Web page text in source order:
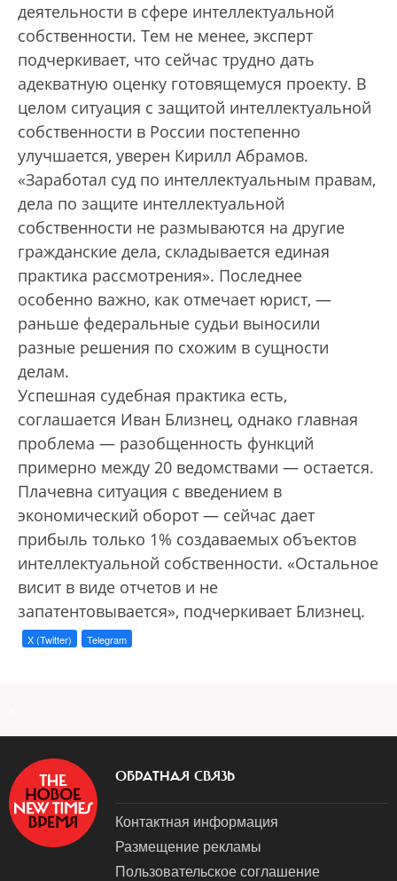
деятельности в сфере интеллектуальной
собственности. Тем не менее, эксперт
подчеркивает, что сейчас трудно дать
адекватную оценку готовящемуся проекту. В
целом ситуация с защитой интеллектуальной
собственности в России постепенно
улучшается, уверен Кирилл Абрамов.
«Заработал суд по интеллектуальным правам,
дела по защите интеллектуальной
собственности не размываются на другие
гражданские дела, складывается единая
практика рассмотрения». Последнее
особенно важно, как отмечает юрист, —
раньше федеральные судьи выносили
разные решения по схожим в сущности
делам.
Успешная судебная практика есть,
соглашается Иван Близнец, однако главная
проблема — разобщенность функций
примерно между 20 ведомствами — остается.
Плачевна ситуация с введением в
экономический оборот — сейчас дает
прибыль только 1% создаваемых объектов
интеллектуальной собственности. «Остальное
висит в виде отчетов и не
запатентовывается», подчеркивает Близнец.
X (Twitter) Telegram
ОБРАТНАЯ СВЯЗЬ
Контактная информация
Размещение рекламы
Пользовательское соглашение